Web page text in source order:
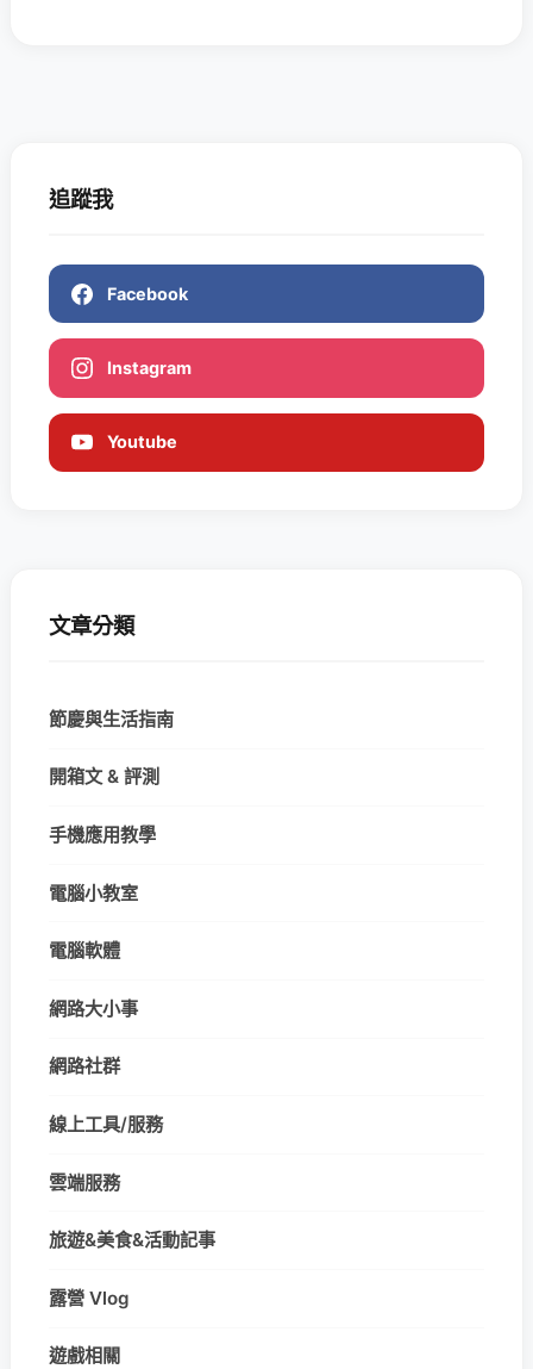
追蹤我
Facebook
Instagram
Youtube
文章分類
節慶與生活指南
開箱文 & 評測
手機應用教學
電腦小教室
電腦軟體
網路大小事
網路社群
線上工具/服務
雲端服務
旅遊&美食&活動記事
露營 Vlog
遊戲相關